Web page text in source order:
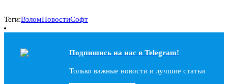
Теги:ВзломНовостиСофт
Подпишись на наc в Telegram!
Только важные новости и лучшие статьи